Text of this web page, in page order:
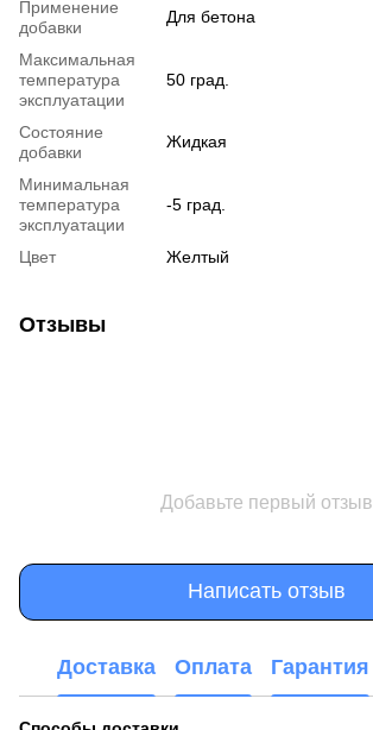
Применение
добавки
Для бетона
Максимальная
температура
эксплуатации
50 град.
Состояние
добавки
Жидкая
Минимальная
температура
эксплуатации
-5 град.
Цвет Желтый
Отзывы
Добавьте первый отзыв
Написать отзыв
Доставка Оплата Гарантия